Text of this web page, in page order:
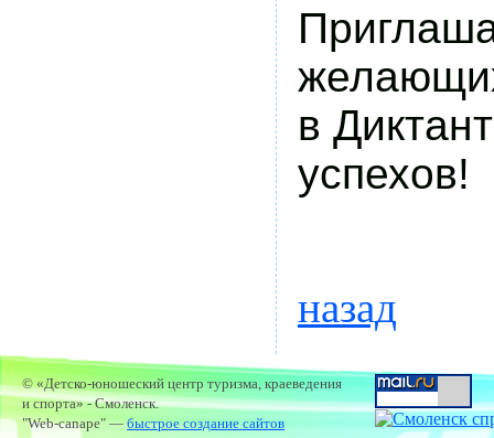
в
успехов!
назад
© «Детско-юношеский центр туризма, краеведения
и спорта» - Смоленск.
"Web-canape" —быстрое создание сайтов